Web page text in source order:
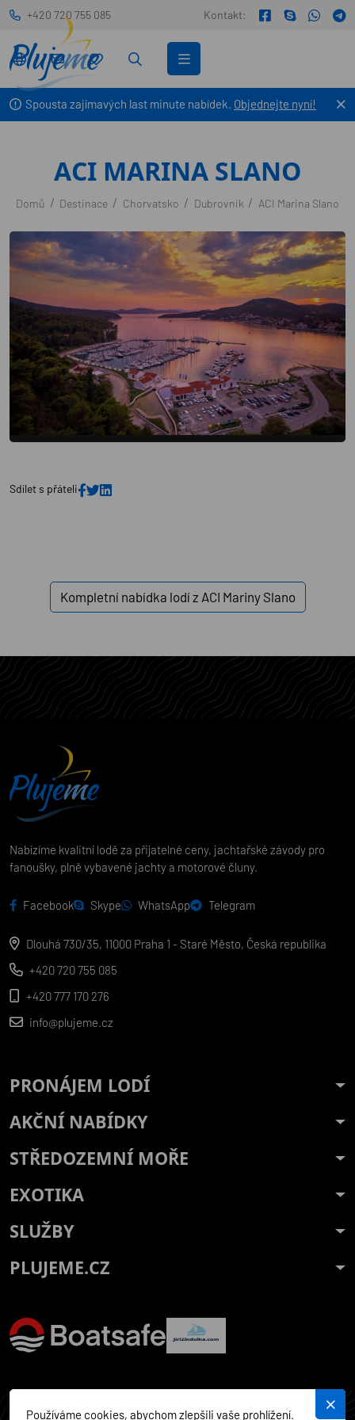
Spousta zajímavých last minute nabídek. Objednejte nyní!
+420 720 755 085 Kontakt:
ACI MARINA SLANO
Domů Destinace Chorvatsko Dubrovnik ACI Marina Slano
Sdílet s přáteli
Kompletní nabídka lodí z ACI Mariny Slano
Nabízíme kvalitní lodě za přijatelné ceny, jachtařské závody pro
fanoušky, plně vybavené jachty a motorové čluny.
Facebook Skype WhatsApp Telegram
Dlouhá 730/35, 11000 Praha 1 - Staré Město, Česká republika
+420 720 755 085
+420 777 170 276
info@plujeme.cz
PRONÁJEM LODÍ
AKČNÍ NABÍDKY
STŘEDOZEMNÍ MOŘE
EXOTIKA
SLUŽBY
PLUJEME.CZ
Používáme cookies, abychom zlepšili vaše prohlížení.
ZÍSKEJTE EXKLUZIVNÍ
NABÍDKY PLUJEME
5 % extra sleva z ceny lodě na první objednávku po
registraci
E-mail *
Souhlasím sZásadami ochrany osobních údajůPlujeme